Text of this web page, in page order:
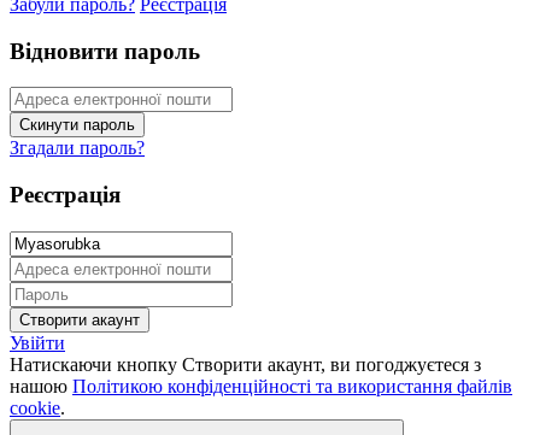
Відновити пароль
Згадали пароль?
Реєстрація
Увійти
Натискаючи кнопку Створити акаунт, ви погоджуєтеся з
нашою Політикою конфіденційності та використання файлів
cookie.